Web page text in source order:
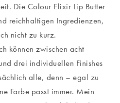
Die Colour Elixir Lip Butter
reichhaltigen Ingredienzen,
nicht zu kurz.
können zwischen acht
drei individuellen Finishes
alle, denn – egal zu
Farbe passt immer. Mein